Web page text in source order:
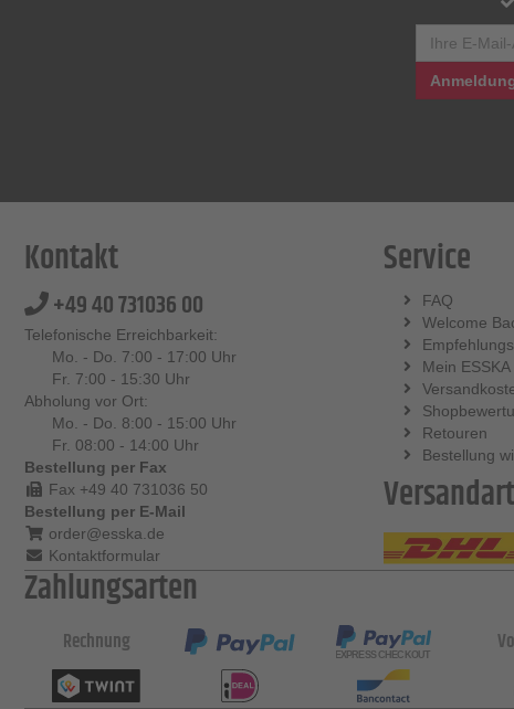
Kontakt
+49 40 731036 00
Telefonische Erreichbarkeit:
Mo. - Do. 7:00 - 17:00 Uhr
Fr. 7:00 - 15:30 Uhr
Abholung vor Ort:
Mo. - Do. 8:00 - 15:00 Uhr
Fr. 08:00 - 14:00 Uhr
Bestellung per Fax
Fax +49 40 731036 50
Bestellung per E-Mail
order@esska.de
Kontaktformular
Service
FAQ
Welcome
Mein ESSKA
Retouren
Bestellung
Zahlungsarten
Rechnung